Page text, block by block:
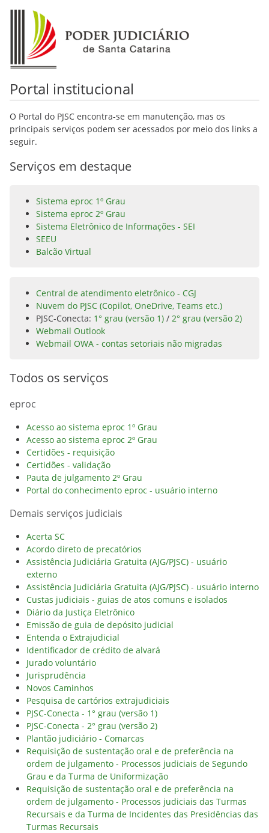
Portal institucional
O Portal do PJSC encontra-se em manutenção, mas os
principais serviços podem ser acessados por meio dos links a
seguir.
Serviços em destaque
Sistema eproc 1º Grau
Sistema eproc 2º Grau
Sistema Eletrônico de Informações - SEI
SEEU
Balcão Virtual
Central de atendimento eletrônico - CGJ
Nuvem do PJSC (Copilot, OneDrive, Teams etc.)
PJSC-Conecta: 1° grau (versão 1) / 2° grau (versão 2)
Webmail Outlook
Webmail OWA - contas setoriais não migradas
Todos os serviços
eproc
Acesso ao sistema eproc 1º Grau
Acesso ao sistema eproc 2º Grau
Certidões - requisição
Certidões - validação
Pauta de julgamento 2º Grau
Portal do conhecimento eproc - usuário interno
Demais serviços judiciais
Acerta SC
Acordo direto de precatórios
Assistência Judiciária Gratuita (AJG/PJSC) - usuário
externo
Assistência Judiciária Gratuita (AJG/PJSC) - usuário interno
Custas judiciais - guias de atos comuns e isolados
Diário da Justiça Eletrônico
Emissão de guia de depósito judicial
Entenda o Extrajudicial
Identificador de crédito de alvará
Jurado voluntário
Jurisprudência
Novos Caminhos
Pesquisa de cartórios extrajudiciais
PJSC-Conecta - 1° grau (versão 1)
PJSC-Conecta - 2° grau (versão 2)
Plantão judiciário - Comarcas
Requisição de sustentação oral e de preferência na
ordem de julgamento - Processos judiciais de Segundo
Grau e da Turma de Uniformização
Requisição de sustentação oral e de preferência na
ordem de julgamento - Processos judiciais das Turmas
Recursais e da Turma de Incidentes das Presidências das
Turmas Recursais